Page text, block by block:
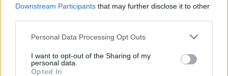
Downstream Participants that may further disclose it to other
Personal Data Processing Opt Outs
I want to opt-out of the Sharing of my
personal data.
Opted In